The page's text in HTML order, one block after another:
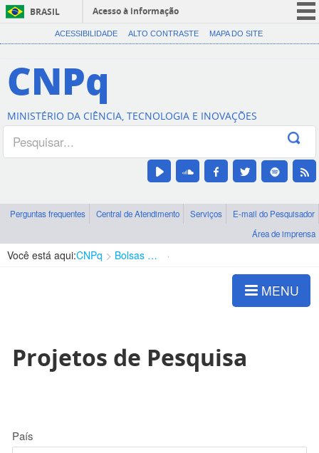
BRASIL
Acesso à informação
CORONAVÍRUS (COVID-19)
Canais
ACESSIBILIDADE ALTO CONTRASTE MAPA DO SITE
CNPq
MINISTÉRIO DA CIÊNCIA, TECNOLOGIA E INOVAÇÕES
Perguntas frequentes Central de Atendimento Serviços
E-mail do Pesquisador
Área de imprensa
Você está aqui:CNPq Bolsas e Auxílios Vigentes
MENU
Projetos de Pesquisa
País